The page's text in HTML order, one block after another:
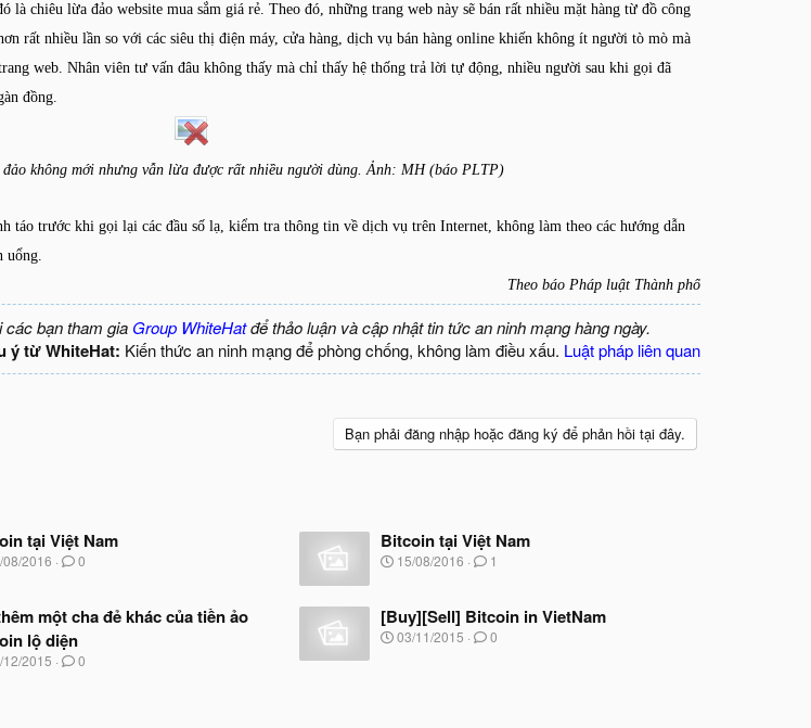
chiêu lừa đảo website mua sắm giá rẻ. Theo đó, những trang web này sẽ bán rất nhiều mặt hàng từ đồ công
rất nhiều lần so với các siêu thị điện máy, cửa hàng, dịch vụ bán hàng online khiến không ít người tò mò mà
web. Nhân viên tư vấn đâu không thấy mà chỉ thấy hệ thống trả lời tự động, nhiều người sau khi gọi đã
đồng.
không mới nhưng vẫn lừa được rất nhiều người dùng. Ảnh: MH (báo PLTP)
táo trước khi gọi lại các đầu số lạ, kiểm tra thông tin về dịch vụ trên Internet, không làm theo các hướng dẫn
uổng.
Theo báo Pháp luật Thành phố
các bạn tham gia Group WhiteHatđể thảo luận và cập nhật tin tức an ninh mạng hàng ngày.
ý từ WhiteHat: Kiến thức an ninh mạng để phòng chống, không làm điều xấu. Luật pháp liên quan
Bạn phải đăng nhập hoặc đăng ký để phản hồi tại đây.
tại Việt Nam
08/2016 0
Bitcoin tại Việt Nam
N
y
b
ắ
15/08/2016 1
một cha đẻ khác của tiền ảo
lộ diện
12/2015 0
[Buy][Sell] Bitcoin in VietNam
N
03/11/2015 0